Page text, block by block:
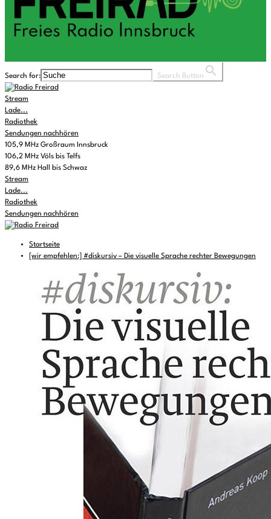
Search for: Search Button
Stream
Lade...
Radiothek
Sendungen nachhören
105,9 MHz Großraum Innsbruck
106,2 MHz Völs bis Telfs
89,6 MHz Hall bis Schwaz
Stream
Lade...
Radiothek
Sendungen nachhören
Startseite
[wir empfehlen:] #diskursiv – Die visuelle Sprache rechter Bewegungen